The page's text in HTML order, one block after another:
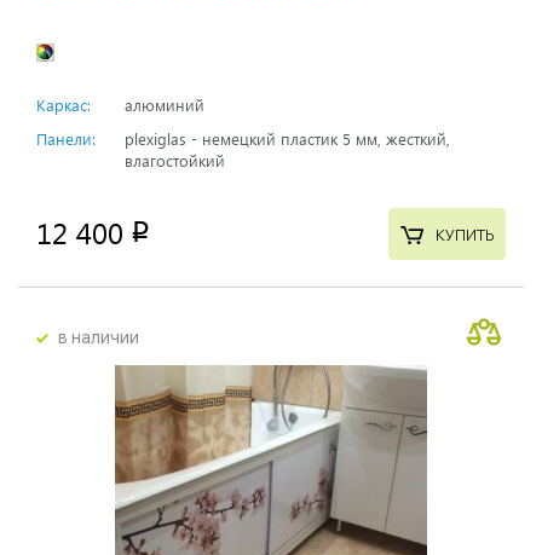
Каркас:
алюминий
Панели:
plexiglas - немецкий пластик 5 мм, жесткий,
влагостойкий
12 400 p КУПИТЬ
в наличии